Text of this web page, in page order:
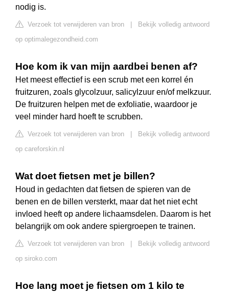
nodig is.
Verzoek tot verwijderen van bron
Bekijk volledig antwoord
op optimalegezondheid.com
Hoe kom ik van mijn aardbei benen af?
Het meest effectief is een scrub met een korrel én
fruitzuren, zoals glycolzuur, salicylzuur en/of melkzuur.
De fruitzuren helpen met de exfoliatie, waardoor je
veel minder hard hoeft te scrubben.
Verzoek tot verwijderen van bron
Bekijk volledig antwoord
op careforskin.nl
Wat doet fietsen met je billen?
Houd in gedachten dat fietsen de spieren van de
benen en de billen versterkt, maar dat het niet echt
invloed heeft op andere lichaamsdelen. Daarom is het
belangrijk om ook andere spiergroepen te trainen.
Verzoek tot verwijderen van bron
Bekijk volledig antwoord
op siroko.com
Hoe lang moet je fietsen om 1 kilo te